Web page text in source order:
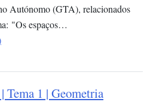
Autónomo (GTA), relacionados
"Os espaços…
Tema 1 | Geometria